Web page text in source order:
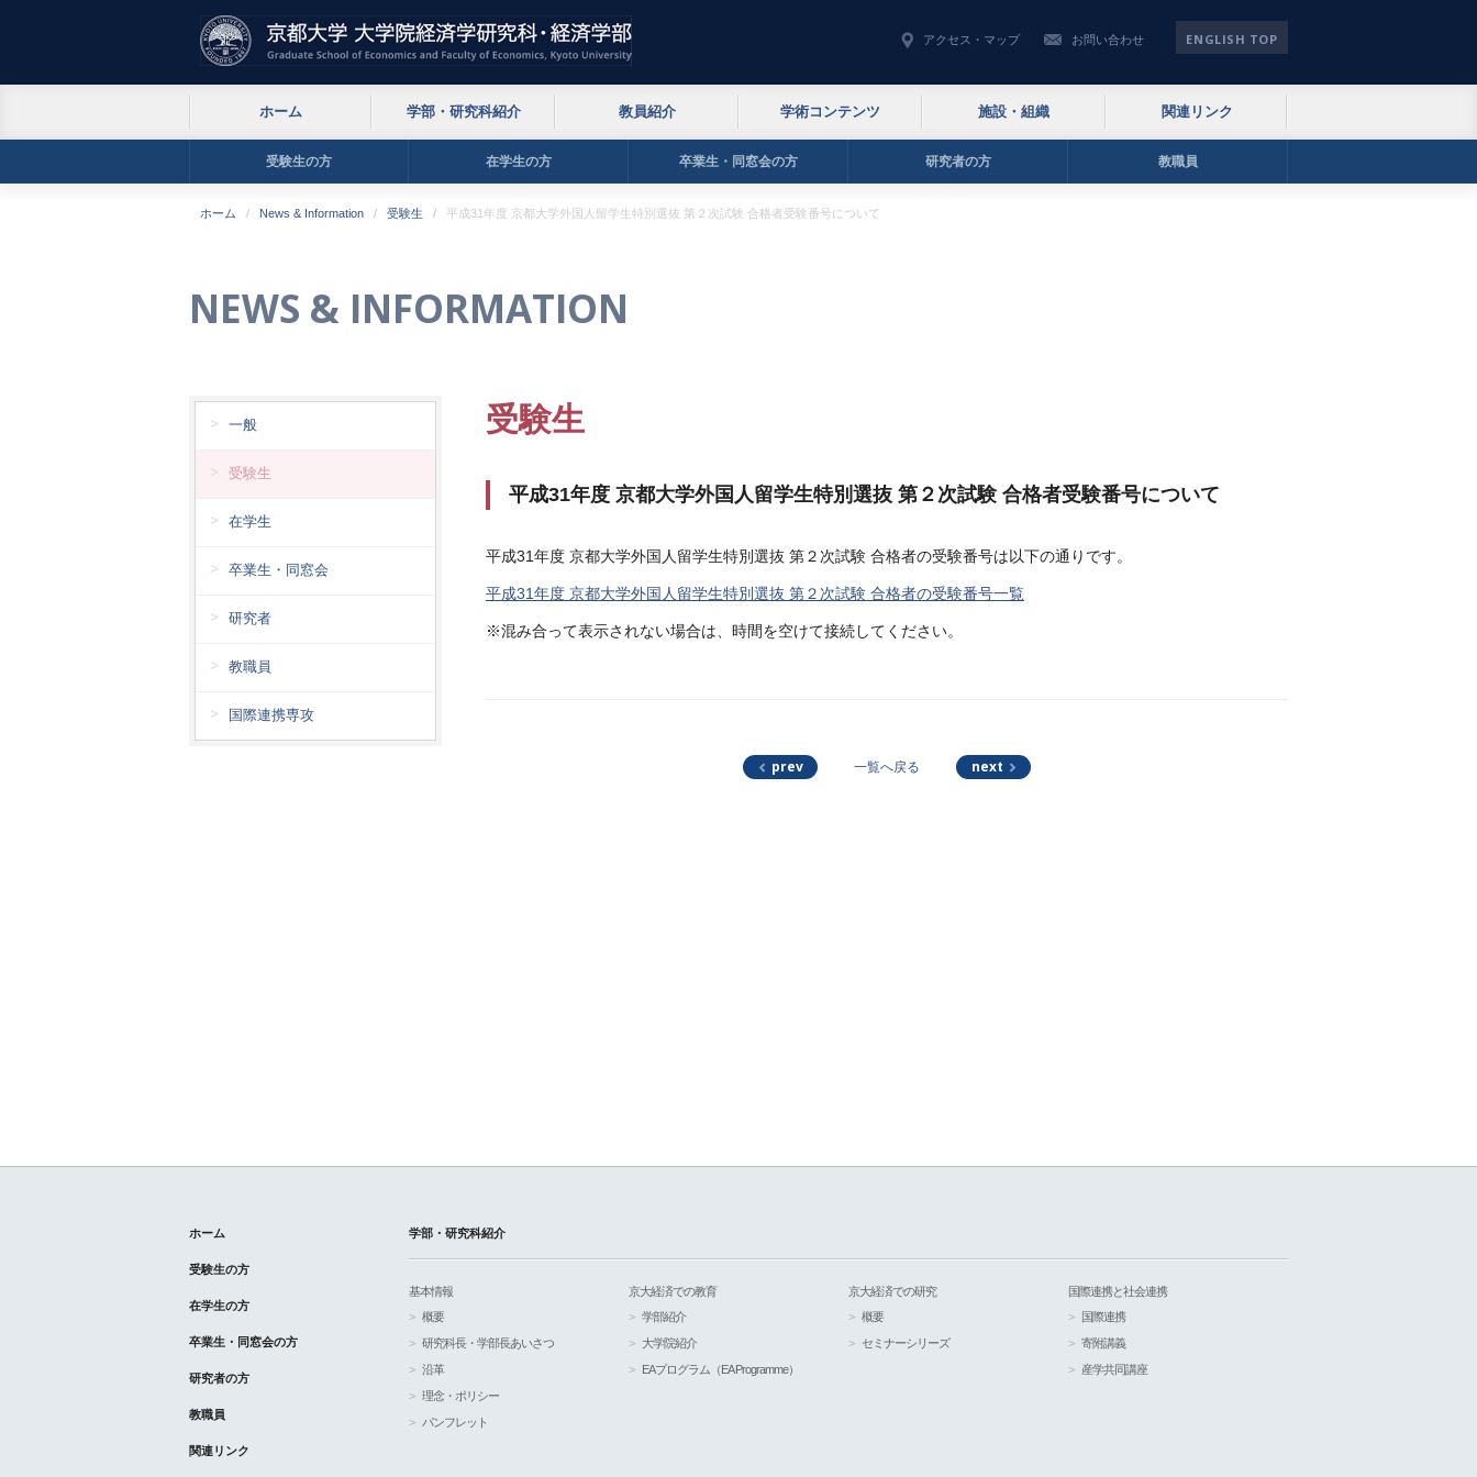
アクセス・マップ お問い合わせ ENGLISH TOP
ホーム 学部・研究科紹介 教員紹介 学術コンテンツ 施設・組織 関連リンク
受験生の方 在学生の方 卒業生・同窓会の方 研究者の方 教職員
ホーム News & Information 受験生 平成31年度 京都大学外国人留学生特別選抜 第２次試験 合格者受験番号について
NEWS & INFORMATION
受験生
平成31年度 京都大学外国人留学生特別選抜 第２次試験 合格者受験番号について
平成31年度 京都大学外国人留学生特別選抜 第２次試験 合格者の受験番号は以下の通りです。
平成31年度 京都大学外国人留学生特別選抜 第２次試験 合格者の受験番号一覧
※混み合って表示されない場合は、時間を空けて接続してください。
prev 一覧へ戻る next
一般
受験生
在学生
卒業生・同窓会
研究者
教職員
国際連携専攻
ホーム
受験生の方
在学生の方
卒業生・同窓会の方
研究者の方
教職員
関連リンク
学部・研究科紹介
基本情報
概要
研究科長・学部長あいさつ
沿革
理念・ポリシー
パンフレット
京大経済での教育
学部紹介
大学院紹介
EAプログラム（EA Programme）
京大経済での研究
概要
セミナーシリーズ
国際連携と社会連携
国際連携
寄附講義
産学共同講座